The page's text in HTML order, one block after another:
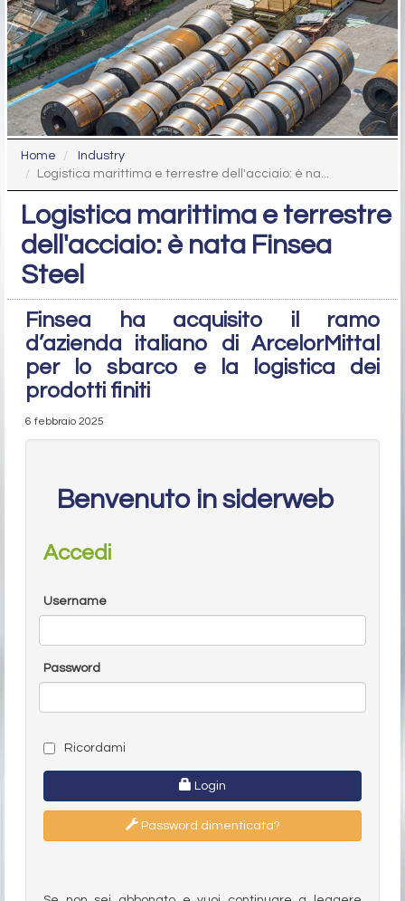
Home
Industry
Logistica marittima e terrestre dell'acciaio: è na...
Logistica marittima e terrestre
dell'acciaio: è nata Finsea
Steel
Finsea ha acquisito il ramo
d’azienda italiano di ArcelorMittal
per lo sbarco e la logistica dei
prodotti finiti
6 febbraio 2025
Benvenuto in siderweb
Accedi
Username
Password
Ricordami
Login
Password dimenticata?